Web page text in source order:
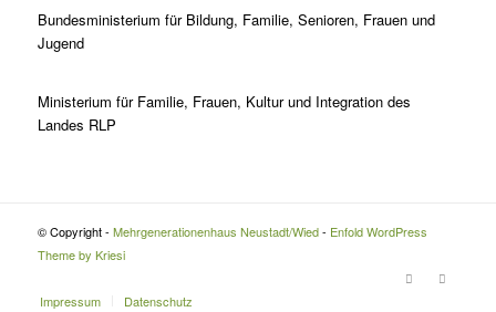
Bundesministerium für Bildung, Familie, Senioren, Frauen und
Jugend
Ministerium für Familie, Frauen, Kultur und Integration des
Landes RLP
© Copyright - Mehrgenerationenhaus Neustadt/Wied- Enfold WordPress
Theme by Kriesi
Impressum Datenschutz